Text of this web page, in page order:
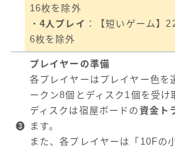
16枚を除外
・ 4人プレイ ：【短いゲーム】
6枚を除外
❸
プレイヤーの準備
各プレイヤーはプレイヤー色を
ークン8個とディスク1個を受け
ディスクは宿屋ボードの 資金ト
ます。
また、各プレイヤーは「10Fの